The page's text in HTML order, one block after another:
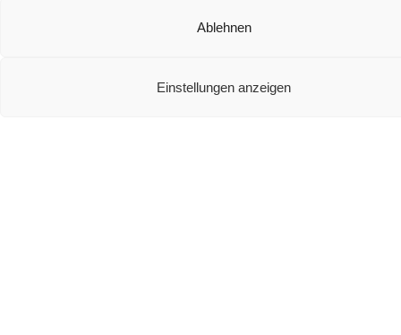
Ablehnen
Einstellungen anzeigen
Soundsystem besonders wichtig?